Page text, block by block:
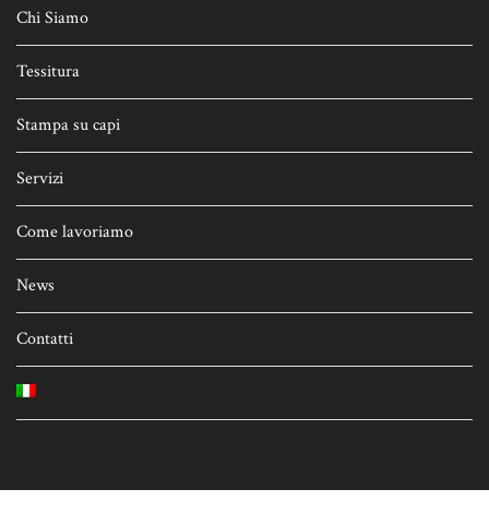
Chi Siamo
Tessitura
Stampa su capi
Servizi
Come lavoriamo
News
Contatti